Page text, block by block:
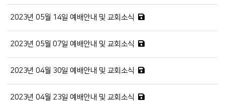
2023년 05월 14일 예배안내 및 교회소식
2023년 05월 07일 예배안내 및 교회소식
2023년 04월 30일 예배안내 및 교회소식
2023년 04월 23일 예배안내 및 교회소식